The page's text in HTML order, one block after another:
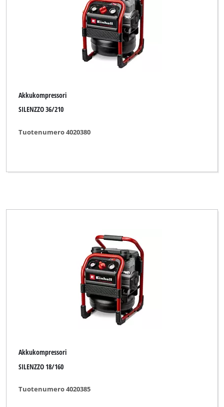
Einhell Expert
Einhell Professional
Ozito
Akkukompressori
SILENZZO 36/210
Tuotenumero 4020380
Akkukompressori
SILENZZO 18/160
Tuotenumero 4020385